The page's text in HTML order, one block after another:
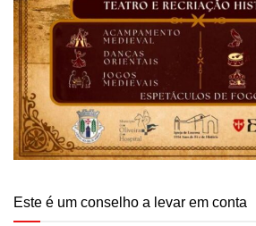
Este é um conselho a levar em conta